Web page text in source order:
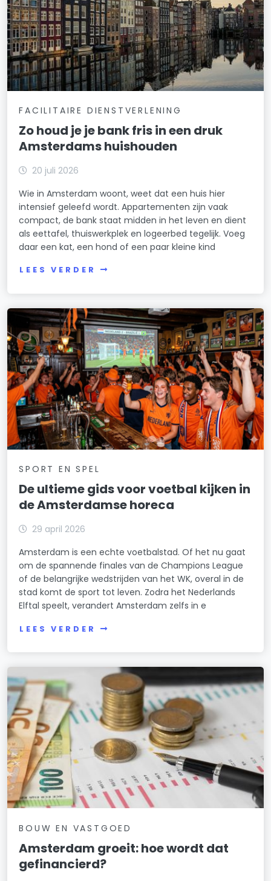
FACILITAIRE DIENSTVERLENING
Zo houd je je bank fris in een druk
Amsterdams huishouden
20 juli 2026
Wie in Amsterdam woont, weet dat een huis hier
intensief geleefd wordt. Appartementen zijn vaak
compact, de bank staat midden in het leven en dient
als eettafel, thuiswerkplek en logeerbed tegelijk. Voeg
daar een kat, een hond of een paar kleine kind
LEES VERDER
SPORT EN SPEL
De ultieme gids voor voetbal kijken in
de Amsterdamse horeca
29 april 2026
Amsterdam is een echte voetbalstad. Of het nu gaat
om de spannende finales van de Champions League
of de belangrijke wedstrijden van het WK, overal in de
stad komt de sport tot leven. Zodra het Nederlands
Elftal speelt, verandert Amsterdam zelfs in e
LEES VERDER
BOUW EN VASTGOED
Amsterdam groeit: hoe wordt dat
gefinancierd?